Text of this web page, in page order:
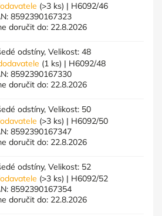
(>3 ks) | H6092/46
8592390167323
doručit do: 22.8.2026
odstíny, Velikost: 48
(1 ks) | H6092/48
8592390167330
doručit do: 22.8.2026
odstíny, Velikost: 50
(>3 ks) | H6092/50
8592390167347
doručit do: 22.8.2026
odstíny, Velikost: 52
(>3 ks) | H6092/52
8592390167354
doručit do: 22.8.2026